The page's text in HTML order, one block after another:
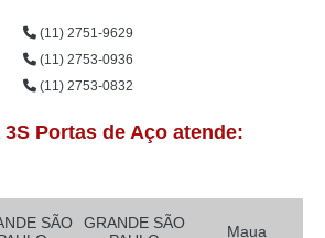
(11) 2751-9629
(11) 2753-0936
(11) 2753-0832
Portas de Aço atende:
SÃO
GRANDE SÃO
Maua